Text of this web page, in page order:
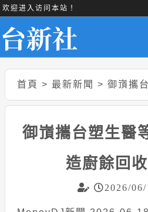
欢迎进入访问本站！
首頁 > 最新新聞 > 御嵿攜台塑生
御嵿攜台塑生醫
造廚餘回
2026/06/